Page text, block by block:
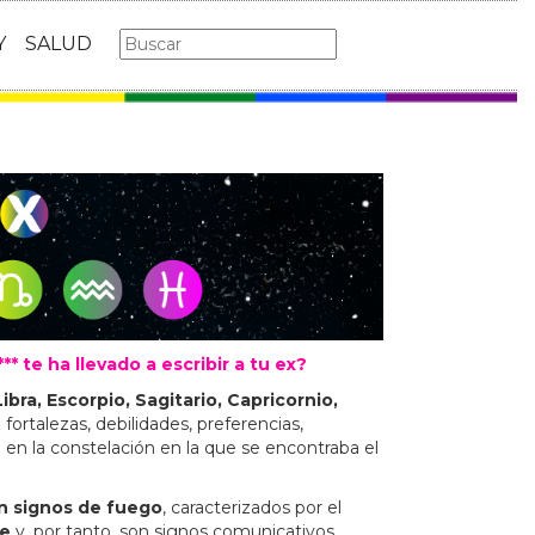
SALUD
te ha llevado a escribir a tu ex?
Escorpio, Sagitario, Capricornio,
debilidades, preferencias,
la constelación en la que se encontraba el
signos de fuego, caracterizados por el